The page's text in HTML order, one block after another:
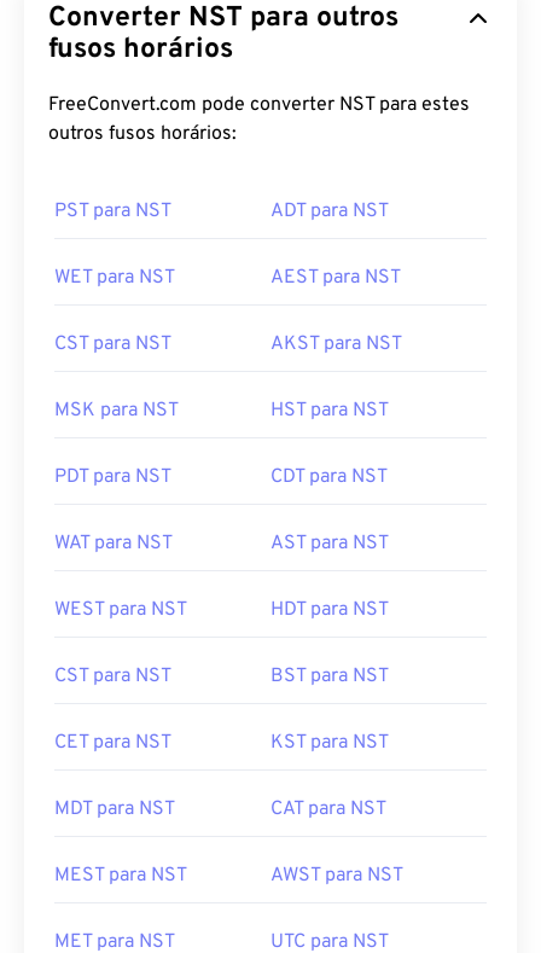
Converter NST para outros
fusos horários
FreeConvert.com pode converter NST para estes
outros fusos horários:
PST para NST ADT para NST
WET para NST AEST para NST
CST para NST AKST para NST
MSK para NST HST para NST
PDT para NST CDT para NST
WAT para NST AST para NST
WEST para NST HDT para NST
CST para NST BST para NST
CET para NST KST para NST
MDT para NST CAT para NST
MEST para NST AWST para NST
MET para NST UTC para NST